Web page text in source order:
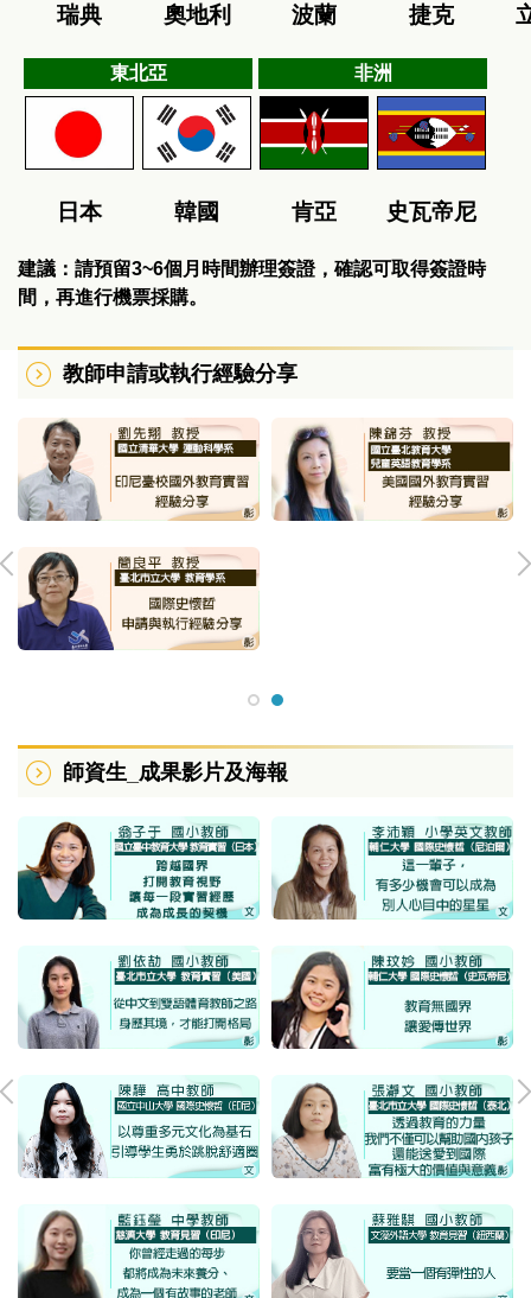
瑞典 奧地利 波蘭 捷克
東北亞 非洲
日本 韓國 肯亞 史瓦帝尼
建議：請預留3~6個月時間辦理簽證，確認可取得簽證時
間，再進行機票採購。
教師申請或執行經驗分享
師資生_成果影片及海報